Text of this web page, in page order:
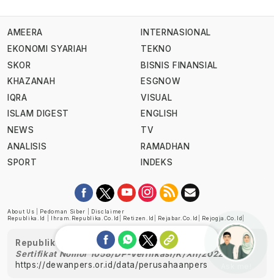
AMEERA
EKONOMI SYARIAH
SKOR
KHAZANAH
IQRA
ISLAM DIGEST
NEWS
ANALISIS
SPORT
INTERNASIONAL
TEKNO
BISNIS FINANSIAL
ESGNOW
VISUAL
ENGLISH
TV
RAMADHAN
INDEKS
About Us Pedoman Siber
Disclaimer
Republika.id
Ihram.republika.co.id Retizen.id Rejabar.co.id Rejogja.co.id
Republika telah diverifikasi oleh Dewan Pers
Sertifikat Nomor 1058/DP-Verifikasi/K/XII/2022
https://dewanpers.or.id/data/perusahaanpers